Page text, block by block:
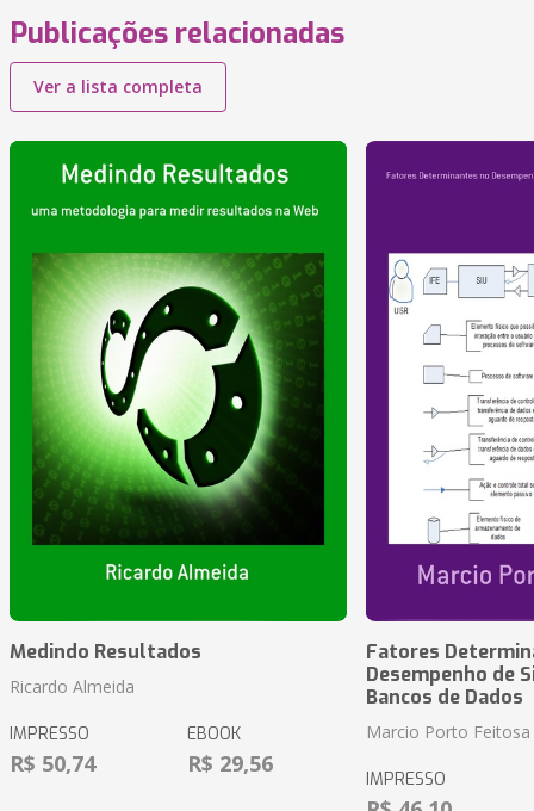
Publicações relacionadas
Ver a lista completa
Medindo Resultados
Ricardo Almeida
IMPRESSO
R$ 50,74
EBOOK
R$ 29,56
Fatores
Desempenho de
Bancos de Dados
Marcio Porto Feitosa
IMPRESSO